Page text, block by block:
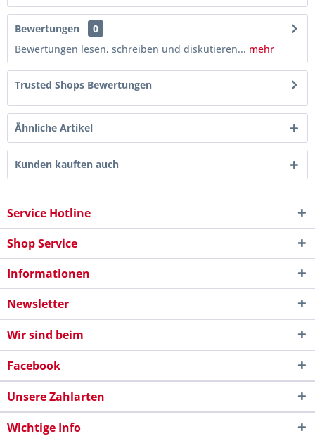
Bewertungen
0
Bewertungen lesen, schreiben und diskutieren... mehr
Trusted Shops Bewertungen
Ähnliche Artikel
Kunden kauften auch
Service Hotline
Shop Service
Informationen
Newsletter
Wir sind beim
Facebook
Unsere Zahlarten
Wichtige Info